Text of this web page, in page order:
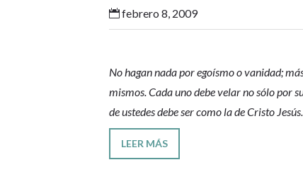
 febrero 8, 2009
No hagan nada por egoísmo o vanidad;
mismos. Cada uno debe velar no sólo por
de ustedes debe ser como la de Cristo
LEER MÁS